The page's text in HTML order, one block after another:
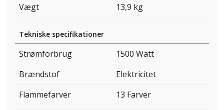
Vægt
13,9 kg
Tekniske specifikationer
Strømforbrug
1500 Watt
Brændstof
Elektricitet
Flammefarver
13 Farver